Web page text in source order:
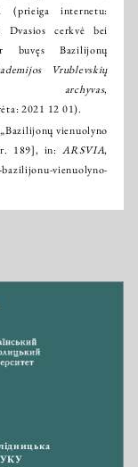
(prieiga internetu:
Dvasios cerkvė bei
buvęs Bazilijonų
Vrublevskių
archyvas,
2021 12 01).
vienuolyno
189], in:ARSVIA,
vienuolyno-
УКУ